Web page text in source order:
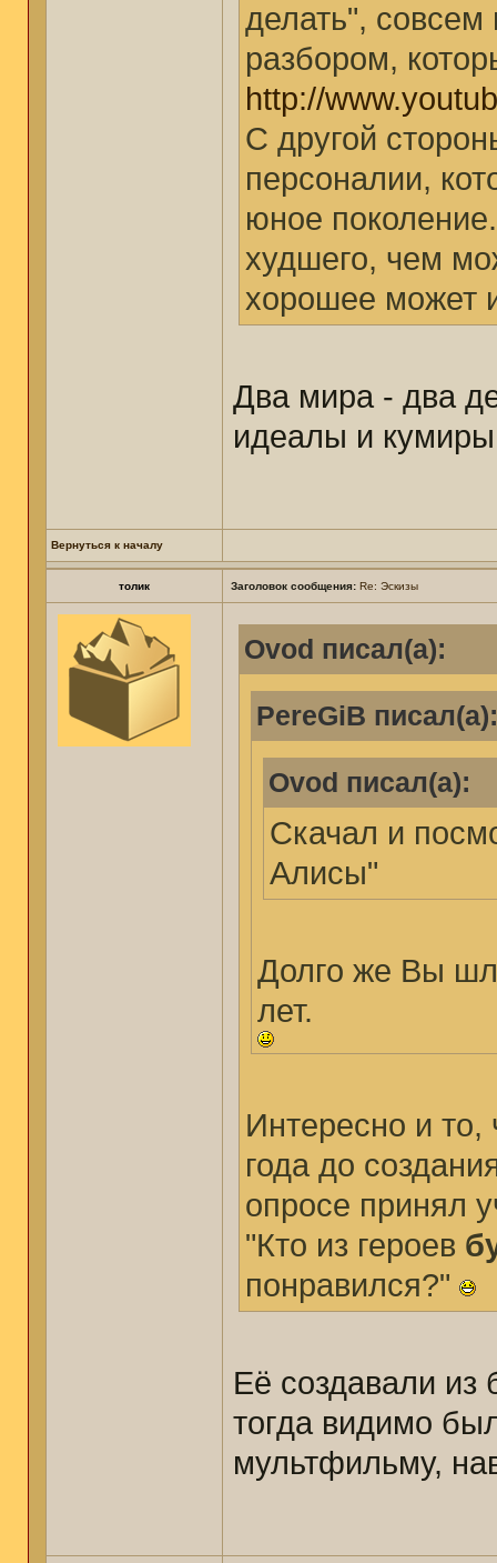
делать", совсем
разбором,
http://
С другой
персоналии,
юное
худшего, чем
хорошее может
Два мира - два
идеалы и
Вернуться к началу
толик Заголовок сообщения: Re: Эскизы
Ovod писал(а):
PereGiB писал(а):
Ovod писал(а):
Скачал и
Алисы"
Долго же Вы
лет.
Интересно и то,
года до
опросе принял
"Кто из героев
понравился?"
Её создавали из
тогда видимо
мультфильму,